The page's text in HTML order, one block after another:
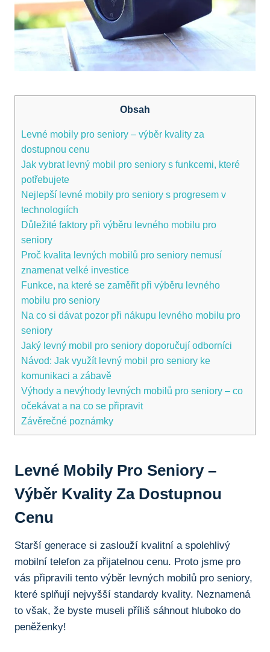
Obsah
Levné mobily pro seniory – výběr kvality za
dostupnou cenu
Jak ‌vybrat levný mobil pro seniory​ s funkcemi, které
potřebujete
Nejlepší levné mobily pro seniory⁣ s progresem v
technologiích
Důležité faktory⁢ při výběru levného mobilu pro
seniory
Proč ​kvalita levných mobilů pro seniory nemusí
znamenat velké investice
Funkce, na které se zaměřit při výběru levného
mobilu‍ pro seniory
Na co si​ dávat ⁢pozor při nákupu levného mobilu pro
seniory
Jaký levný⁣ mobil pro seniory doporučují odborníci
Návod: Jak využít levný mobil pro seniory ke
komunikaci a‍ zábavě
Výhody a nevýhody ​levných ⁢mobilů pro seniory – co
očekávat a na co se připravit
Závěrečné poznámky
Levné Mobily Pro Seniory –
Výběr Kvality Za Dostupnou
Cenu
Starší generace ⁤si zaslouží kvalitní a spolehlivý
mobilní telefon za přijatelnou ‌cenu. Proto jsme pro
⁢vás připravili⁢ tento výběr ⁤levných mobilů pro seniory,
které splňují nejvyšší standardy​ kvality. Neznamená
to však, že byste museli příliš sáhnout ⁤hluboko do
peněženky!